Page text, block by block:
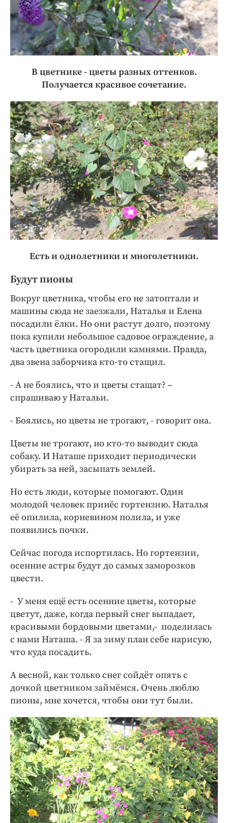
В цветнике - цветы разных оттенков.
Получается красивое сочетание.
Есть и однолетники и многолетники.
Будут пионы
Вокруг цветника, чтобы его не затоптали и
машины сюда не заезжали, Наталья и Елена
посадили ёлки. Но они растут долго, поэтому
пока купили небольшое садовое ограждение, а
часть цветника огородили камнями. Правда,
два звена заборчика кто-то стащил.
- А не боялись, что и цветы стащат? –
спрашиваю у Натальи.
- Боялись, но цветы не трогают, - говорит она.
Цветы не трогают, но кто-то выводит сюда
собаку. И Наташе приходит периодически
убирать за ней, засыпать землей.
Но есть люди, которые помогают. Один
молодой человек принёс гортензию. Наталья
её опилила, корневином полила, и уже
появились почки.
Сейчас погода испортилась. Но гортензии,
осенние астры будут до самых заморозков
цвести.
- У меня ещё есть осенние цветы, которые
цветут, даже, когда первый снег выпадает,
красивыми бордовыми цветами,- поделилась
с нами Наташа. - Я за зиму план себе нарисую,
что куда посадить.
А весной, как только снег сойдёт опять с
дочкой цветником займёмся. Очень люблю
пионы, мне хочется, чтобы они тут были.